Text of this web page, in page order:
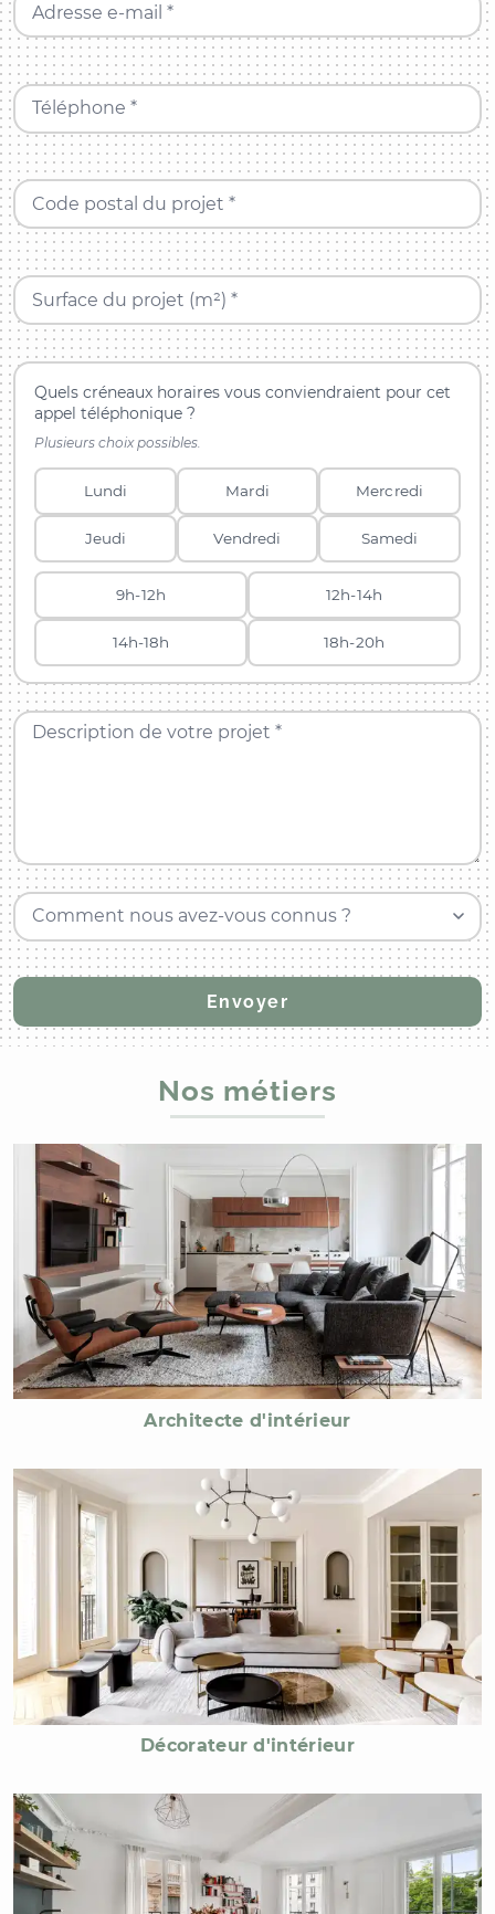
Adresse e-mail *
Téléphone *
Code postal du projet *
Surface du projet (m²) *
Quels créneaux horaires vous conviendraient pour cet
appel téléphonique ?
Plusieurs choix possibles.
Lundi Mardi Mercredi
Jeudi Vendredi Samedi
9h-12h 12h-14h
14h-18h 18h-20h
Description de votre projet *
Comment nous avez-vous connus ?
Nos métiers
Architecte d'intérieur
Décorateur d'intérieur